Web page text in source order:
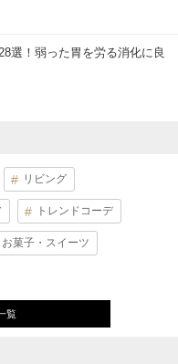
選！弱った胃を労る消化に良
リビング
トレンドコーデ
お菓子・スイーツ
覧